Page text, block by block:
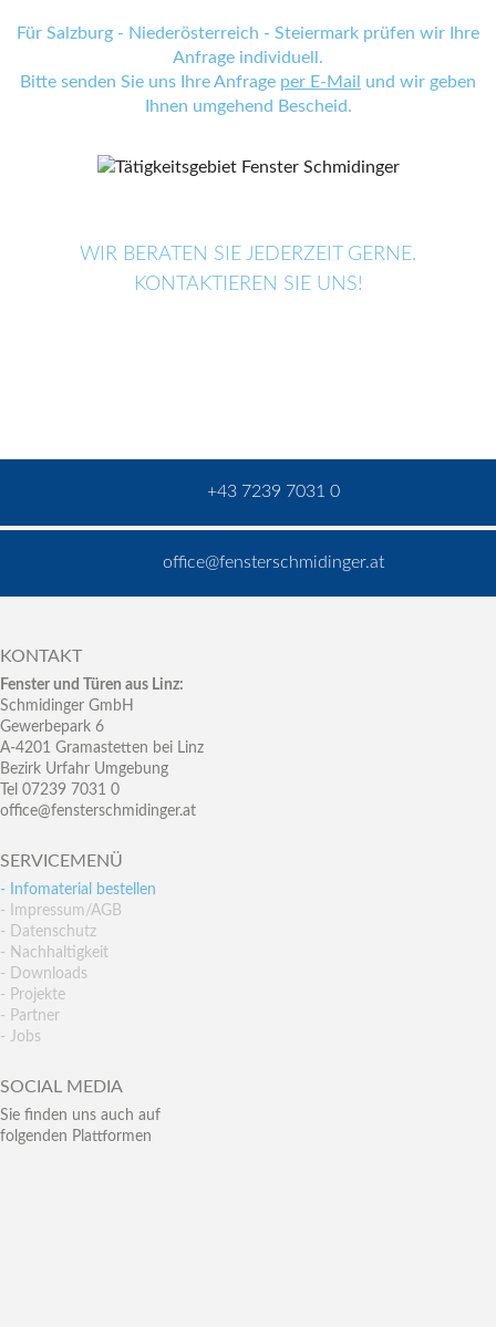
Für Salzburg - Niederösterreich - Steiermark prüfen wir Ihre
Anfrage individuell.
Bitte senden Sie uns Ihre Anfrage per E-Mail
und wir geben
Ihnen umgehend Bescheid.
WIR BERATEN SIE JEDERZEIT GERNE.
KONTAKTIEREN SIE UNS!
+43 7239 7031 0
office@fensterschmidinger.at
KONTAKT
Fenster und Türen aus Linz:
Schmidinger GmbH
Gewerbepark 6
A-4201 Gramastetten bei Linz
Bezirk Urfahr Umgebung
Tel 07239 7031 0
office@fensterschmidinger.at
SERVICEMENÜ
- Infomaterial bestellen
- Impressum/AGB
- Datenschutz
- Nachhaltigkeit
- Downloads
- Projekte
- Partner
- Jobs
SOCIAL MEDIA
Sie finden uns auch auf
folgenden Plattformen